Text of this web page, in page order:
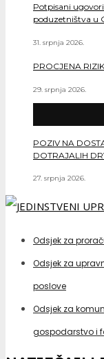
Potpisani
poduzetništva u
31. srpnja 2026.
PROCJENA
29. srpnja 2026.
POZIV NA
DOTRAJALIH
27. srpnja 2026.
Odsjek za
Odsjek za
poslove
Odsjek za
gospodarstvo i